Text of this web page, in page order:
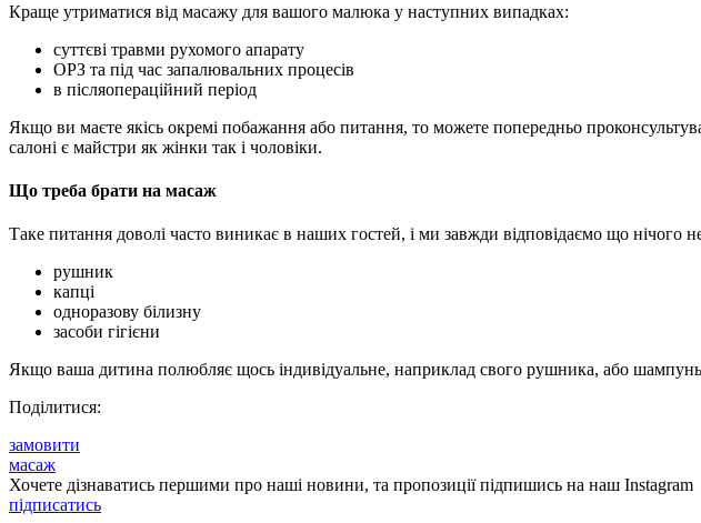
Краще утриматися від масажу для вашого малюка у наступних випадках:
суттєві травми рухомого апарату
ОРЗ та під час запалювальних процесів
в післяопераційний період
Якщо ви маєте якісь окремі побажання або питання, то можете попередньо
салоні є майстри як жінки так і чоловіки.
Що треба брати на масаж
Таке питання доволі часто виникає в наших гостей, і ми завжди відповідаємо що
рушник
капці
одноразову білизну
засоби гігієни
Якщо ваша дитина полюбляє щось індивідуальне, наприклад свого рушника, або
Поділитися:
замовити
масаж
Хочете дізнаватись першими про наші новини, та пропозиції підпишись на наш Instagram
підписатись